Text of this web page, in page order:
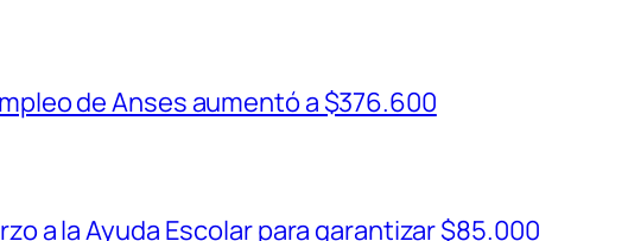
de Anses aumentó a $376.600
a la Ayuda Escolar para garantizar $85.000